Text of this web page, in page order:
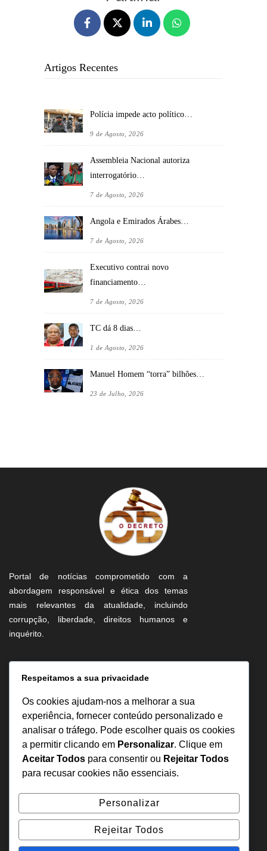
Artigos Recentes
Polícia impede acto político…
9 de Agosto, 2026
Assembleia Nacional autoriza
interrogatório…
7 de Agosto, 2026
Angola e Emirados Árabes…
7 de Agosto, 2026
Executivo contrai novo
financiamento…
7 de Agosto, 2026
TC dá 8 dias…
1 de Agosto, 2026
Manuel Homem “torra” bilhões…
23 de Julho, 2026
Portal de notícias comprometido com a
abordagem responsável e ética dos temas
mais relevantes da atualidade, incluindo
corrupção, liberdade, direitos humanos e
inquérito.
Informação
Sobre Nós
Estatuto Editorial
Inquérito
Denuncia
Política de Privacidade
Contactos
+244 957 277 922
denuncia@odecreto.com
Respeitamos a sua privacidade
Os cookies ajudam-nos a melhorar a sua
experiência, fornecer conteúdo personalizado e
analisar o tráfego. Pode escolher quais os cookies
a permitir clicando em Personalizar. Clique em
Aceitar Todos para consentir ou Rejeitar Todos
para recusar cookies não essenciais.
Personalizar
Rejeitar Todos